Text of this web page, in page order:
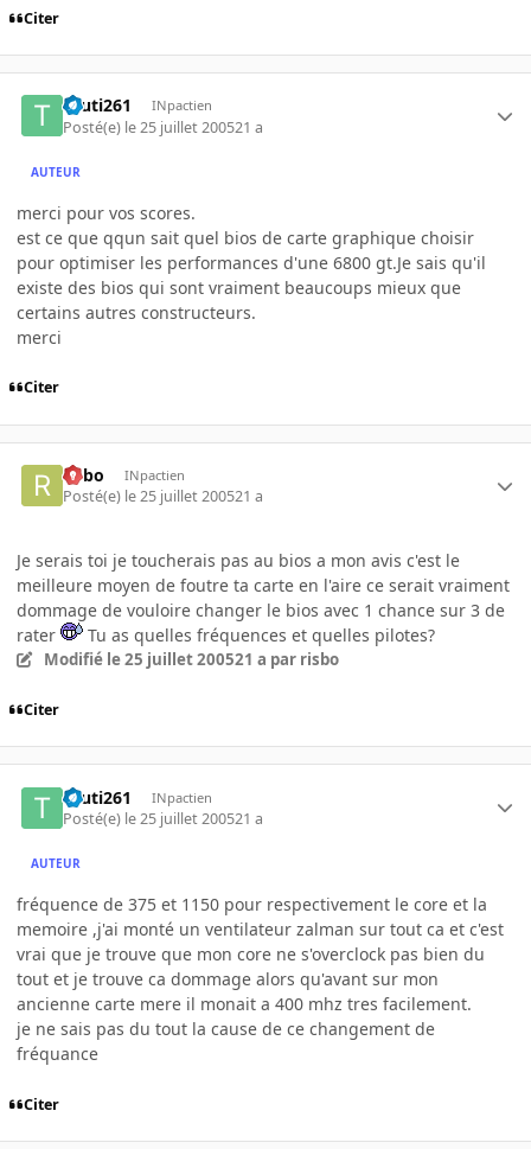
Citer
touti261 INpactien
Posté(e) le 25 juillet 200521 a
AUTEUR
merci pour vos scores.
est ce que qqun sait quel bios de carte graphique choisir
pour optimiser les performances d'une 6800 gt.Je sais qu'il
existe des bios qui sont vraiment beaucoups mieux que
certains autres constructeurs.
merci
Citer
risbo INpactien
Posté(e) le 25 juillet 200521 a
Je serais toi je toucherais pas au bios a mon avis c'est le
meilleure moyen de foutre ta carte en l'aire ce serait vraiment
dommage de vouloire changer le bios avec 1 chance sur 3 de
rater
Tu as quelles fréquences et quelles pilotes?
Modifié le 25 juillet 200521 a par risbo
Citer
touti261 INpactien
Posté(e) le 25 juillet 200521 a
AUTEUR
fréquence de 375 et 1150 pour respectivement le core et la
memoire ,j'ai monté un ventilateur zalman sur tout ca et c'est
vrai que je trouve que mon core ne s'overclock pas bien du
tout et je trouve ca dommage alors qu'avant sur mon
ancienne carte mere il monait a 400 mhz tres facilement.
je ne sais pas du tout la cause de ce changement de
fréquance
Citer